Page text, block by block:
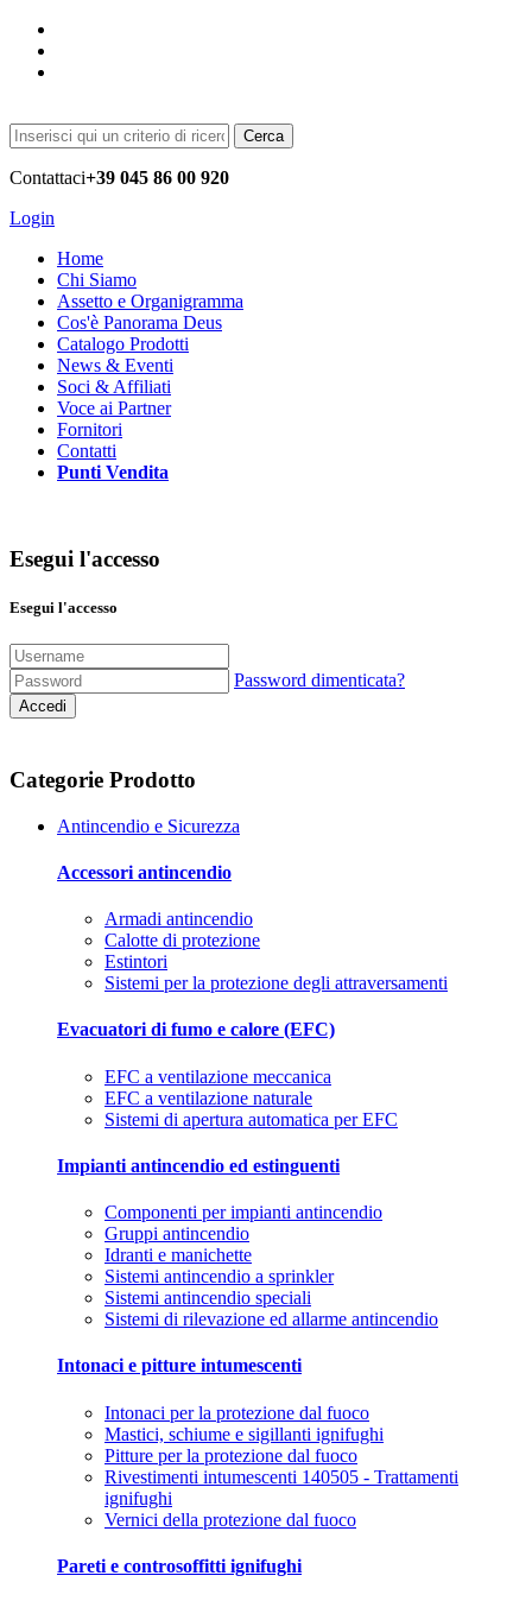
Cerca
Contattaci+39 045 86 00 920
Login
Home
Chi Siamo
Assetto e Organigramma
Cos'è Panorama Deus
Catalogo Prodotti
News & Eventi
Soci & Affiliati
Voce ai Partner
Fornitori
Contatti
Punti Vendita
Esegui l'accesso
Esegui l'accesso
Password dimenticata?
Accedi
Categorie Prodotto
Antincendio e Sicurezza
Accessori antincendio
Armadi antincendio
Calotte di protezione
Estintori
Sistemi per la protezione degli attraversamenti
Evacuatori di fumo e calore (EFC)
EFC a ventilazione meccanica
EFC a ventilazione naturale
Sistemi di apertura automatica per EFC
Impianti antincendio ed estinguenti
Componenti per impianti antincendio
Gruppi antincendio
Idranti e manichette
Sistemi antincendio a sprinkler
Sistemi antincendio speciali
Sistemi di rilevazione ed allarme antincendio
Intonaci e pitture intumescenti
Intonaci per la protezione dal fuoco
Mastici, schiume e sigillanti ignifughi
Pitture per la protezione dal fuoco
Rivestimenti intumescenti 140505 - Trattamenti
ignifughi
Vernici della protezione dal fuoco
Pareti e controsoffitti ignifughi